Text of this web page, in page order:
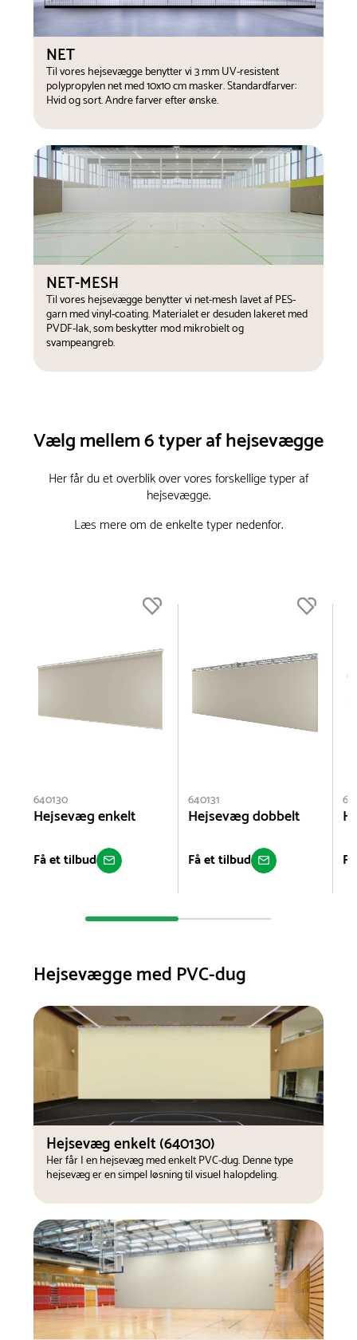
NET
Til vores hejsevægge benytter vi 3 mm UV-resistent
polypropylen net med 10x10 cm masker. Standardfarver:
Hvid og sort. Andre farver efter ønske.
NET-MESH
Til vores hejsevægge benytter vi net-mesh lavet af PES-
garn med vinyl-coating. Materialet er desuden lakeret med
PVDF-lak, som beskytter mod mikrobielt og
svampeangreb.
Vælg mellem 6 typer af hejsevægge
Her får du et overblik over vores forskellige typer af
hejsevægge.
Læs mere om de enkelte typer nedenfor.
640130
Hejsevæg enkelt
Få et tilbud
640131
Hejsevæg dobbelt
Få et tilbud
Hejsevægge med PVC-dug
Hejsevæg enkelt (640130)
Her får I en hejsevæg med enkelt PVC-dug. Denne type
hejsevæg er en simpel løsning til visuel halopdeling.